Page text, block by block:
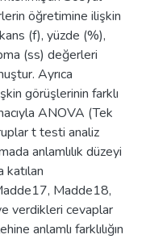
öğretimine ilişkin
(f), yüzde (%),
(ss) değerleri
Ayrıca
görüşlerinin farklı
ANOVA (Tek
t testi analiz
anlamlılık düzeyi
katılan
Madde18,
verdikleri cevaplar
anlamlı farklılığın